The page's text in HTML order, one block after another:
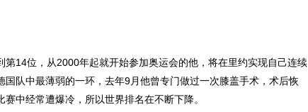
14位，从2000年起就开始参加奥运会的他，将在里约实现自己连续
队中最薄弱的一环，去年9月他曾专门做过一次膝盖手术，术后恢
中经常遭爆冷，所以世界排名在不断下降。